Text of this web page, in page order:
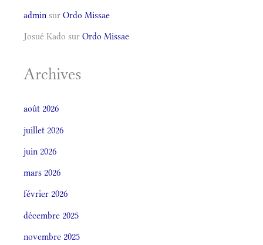
admin sur Ordo Missae
Josué Kado sur Ordo Missae
Archives
août 2026
juillet 2026
juin 2026
mars 2026
février 2026
décembre 2025
novembre 2025